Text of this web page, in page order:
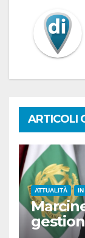
ARTICOLI
ATTUALITÀ IN